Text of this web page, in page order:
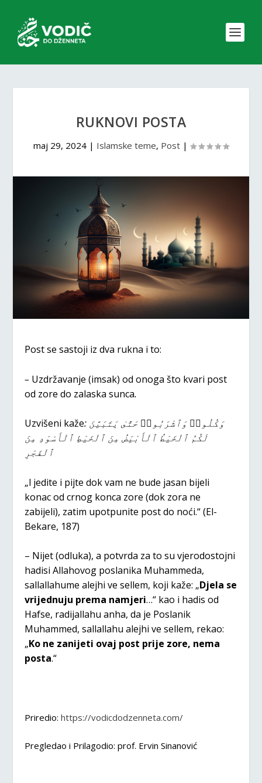
RUKNOVI POSTA
maj 29, 2024 | Islamske teme, Post |
Post se sastoji iz dva rukna i to:
– Uzdržavanje (imsak) od onoga što kvari post
od zore do zalaska sunca.
Uzvišeni kaže: وَكُلُوا۟ وَٱشْرَبُوا۟ حَتَّىٰ يَتَبَيَّنَ
لَكُمُ ٱلْخَيْطُ ٱلْأَبْيَضُ مِنَ ٱلْخَيْطِ ٱلْأَسْوَدِ مِنَ
ٱلْفَجْرِ
„l jedite i pijte dok vam ne bude jasan bijeli
konac od crnog konca zore (dok zora ne
zabijeli), zatim upotpunite post do noći.“ (El-
Bekare, 187)
– Nijet (odluka), a potvrda za to su vjerodostojni
hadisi Allahovog poslanika Muhammeda,
sallallahume alejhi ve sellem, koji kaže: „Djela se
vrijednuju prema namjeri…“ kao i hadis od
Hafse, radijallahu anha, da je Poslanik
Muhammed, sallallahu alejhi ve sellem, rekao:
„Ko ne zanijeti ovaj post prije zore, nema
posta.“
Priredio:https://vodicdodzenneta.com/
Pregledao i Prilagodio: prof. Ervin Sinanović